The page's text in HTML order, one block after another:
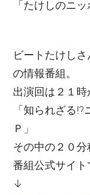
「たけしのニ
ビートたけし
の情報番組。
出演回は２１時
「知られざる
Ｐ」
その中の２０分
番組公式サイト
↓